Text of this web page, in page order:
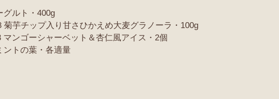
グルト・400g
菊芋チップ入り甘さひかえめ大麦グラノーラ・100g
マンゴーシャーベット＆杏仁風アイス・2個
ントの葉・各適量